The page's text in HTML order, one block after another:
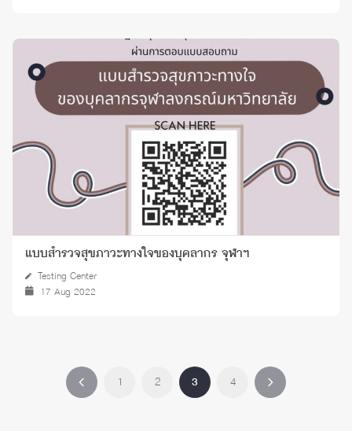
แบบสำรวจสุขภาวะทางใจของบุคลากร จุฬาฯ
Testing Center
17 Aug 2022
1 2 3 4